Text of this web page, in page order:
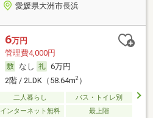
愛媛県大洲市長浜
6万円
管理費4,000円
なし
6万円
2階 / 2LDK（58.64m2）
二人暮らし
バス・トイレ別
インターネット無料 最上階